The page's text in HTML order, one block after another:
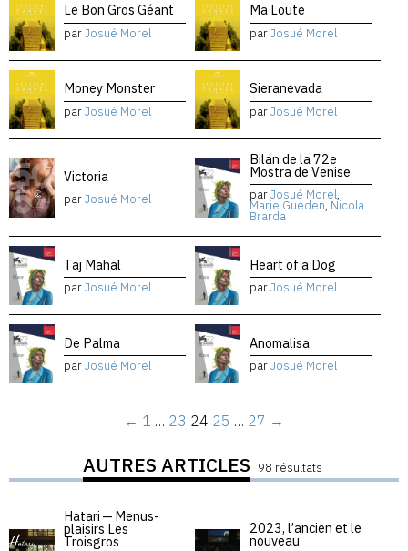
Le Bon Gros Géant
parJosué Morel
Ma Loute
parJosué Morel
Money Monster
parJosué Morel
Sieranevada
parJosué Morel
Victoria
parJosué Morel
Bilan de la 72e
Mostra de Venise
parJosué Morel,
Marie Gueden, Nicola
Brarda
Taj Mahal
parJosué Morel
Heart of a Dog
parJosué Morel
De Palma
parJosué Morel
Anomalisa
parJosué Morel
← 1 … 23 24 25 … 27 →
AUTRES ARTICLES 98 résultats
Hatari — Menus-
plaisirs Les
Troisgros
2023, l’ancien et le
nouveau